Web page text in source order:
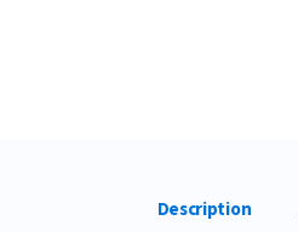
Description